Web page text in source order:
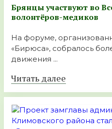
Брянцы участвуют во
волонтёров-медиков
На форуме,
«Бирюса», собралось
движения ...
Читать далее